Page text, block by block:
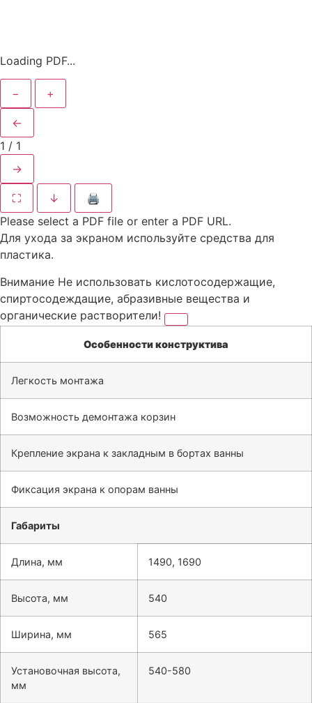
Loading PDF...
− +
←
1 / 1
→
⛶ ↓
🖨
Please select a PDF file or enter a PDF URL.
Для ухода за экраном используйте средства для
пластика.
Внимание Не использовать кислотосодержащие,
спиртосодеждащие, абразивные вещества и
органические растворители!
Особенности конструктива
Легкость монтажа
Возможность демонтажа корзин
Крепление экрана к закладным в бортах ванны
Фиксация экрана к опорам ванны
Габариты
Длина, мм 1490, 1690
Высота, мм 540
Ширина, мм 565
Установочная высота,
мм
540-580